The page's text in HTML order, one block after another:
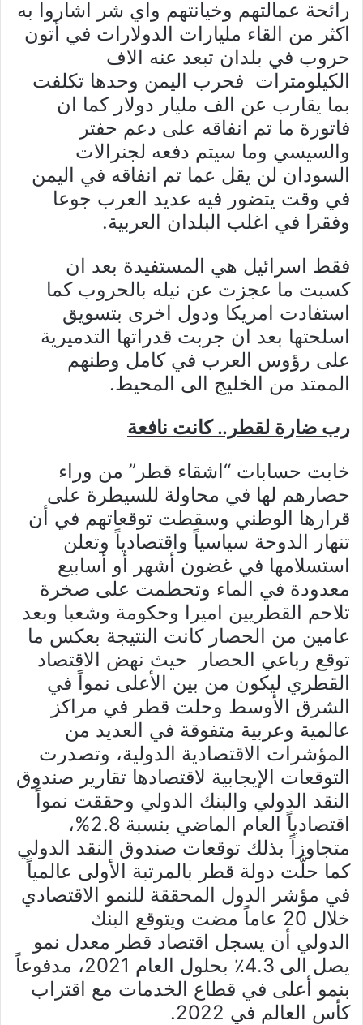
رائحة عمالتهم وخيانتهم واي شر اشاروا به
اكثر من القاء مليارات الدولارات في أتون
حروب في بلدان تبعد عنه الاف
الكيلومترات فحرب اليمن وحدها تكلفت
بما يقارب عن الف مليار دولار كما ان
فاتورة ما تم انفاقه على دعم حفتر
والسيسي وما سيتم دفعه لجنرالات
السودان لن يقل عما تم انفاقه في اليمن
في وقت يتضور فيه عديد العرب جوعا
وفقرا في اغلب البلدان العربية.
فقط اسرائيل هي المستفيدة بعد ان
كسبت ما عجزت عن نيله بالحروب كما
استفادت امريكا ودول اخرى بتسويق
اسلحتها بعد ان جربت قدراتها التدميرية
على رؤوس العرب في كامل وطنهم
الممتد من الخليج الى المحيط.
رب ضارة لقطر.. كانت نافعة
خابت حسابات “اشقاء قطر” من وراء
حصارهم لها في محاولة للسيطرة على
قرارها الوطني وسقطت توقعاتهم في أن
تنهار الدوحة سياسياً واقتصادياً وتعلن
استسلامها في غضون أشهر أو أسابيع
معدودة في الماء وتحطمت على صخرة
تلاحم القطريين اميرا وحكومة وشعبا وبعد
عامين من الحصار كانت النتيجة بعكس ما
توقع رباعي الحصار حيث نهض الاقتصاد
القطري ليكون من بين الأعلى نمواً في
الشرق الأوسط وحلت قطر في مراكز
عالمية وعربية متفوقة في العديد من
المؤشرات الاقتصادية الدولية، وتصدرت
التوقعات الإيجابية لاقتصادها تقارير صندوق
النقد الدولي والبنك الدولي وحققت نمواً
اقتصادياً العام الماضي بنسبة 2.8%،
متجاوزاً بذلك توقعات صندوق النقد الدولي
كما حلَّت دولة قطر بالمرتبة الأولى عالمياً
في مؤشر الدول المحققة للنمو الاقتصادي
خلال 20 عاماً مضت ويتوقع البنك
الدولي أن يسجل اقتصاد قطر معدل نمو
يصل الى 4.3٪ بحلول العام 2021، مدفوعاً
بنمو أعلى في قطاع الخدمات مع اقتراب
كأس العالم في 2022.